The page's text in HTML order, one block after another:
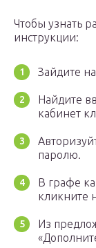
Чтобы узнать
инструкции:
Зайдите
Найдите
кабинет
паролю.
В графе
кликните
Из